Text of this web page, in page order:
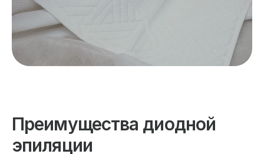
Преимущества диодной
эпиляции